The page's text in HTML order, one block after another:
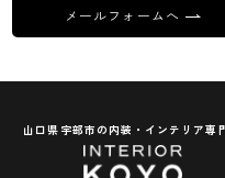
メールフォームへ
山口県宇部市の内装・インテリア専